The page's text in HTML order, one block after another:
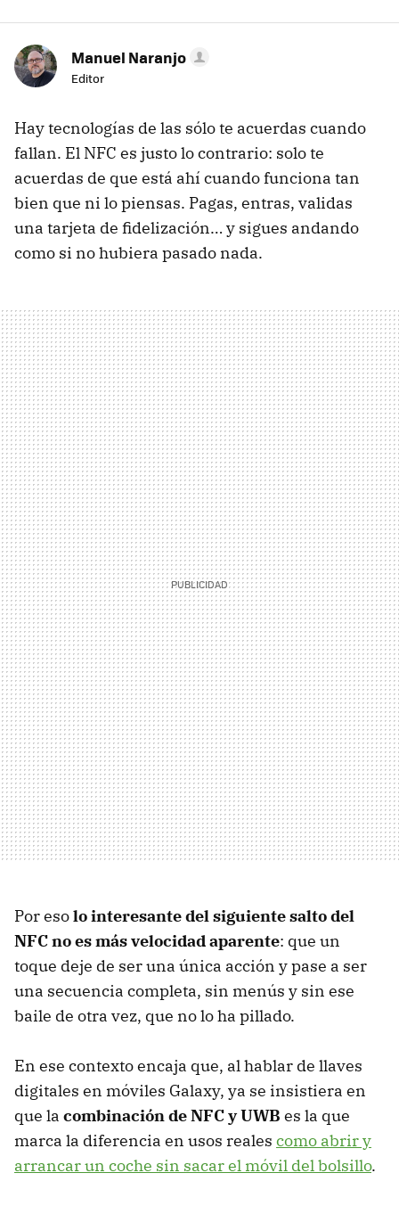
Manuel Naranjo
Editor
Hay tecnologías de las sólo te acuerdas cuando
fallan. El NFC es justo lo contrario: solo te
acuerdas de que está ahí cuando funciona tan
bien que ni lo piensas. Pagas, entras, validas
una tarjeta de fidelización… y sigues andando
como si no hubiera pasado nada.
Por esolo interesante del siguiente salto del
NFC no es más velocidad aparente: que un
toque deje de ser una única acción y pase a ser
una secuencia completa, sin menús y sin ese
baile de otra vez, que no lo ha pillado.
En ese contexto encaja que, al hablar de llaves
digitales en móviles Galaxy, ya se insistiera en
que la combinación de NFC y UWB es la que
marca la diferencia en usos reales como abrir y
arrancar un coche sin sacar el móvil del bolsillo.